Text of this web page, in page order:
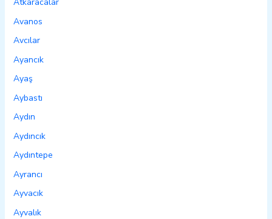
Avanos
Avcılar
Ayancık
Ayaş
Aybastı
Aydın
Aydıncık
Aydıntepe
Ayrancı
Ayvacık
Ayvalık